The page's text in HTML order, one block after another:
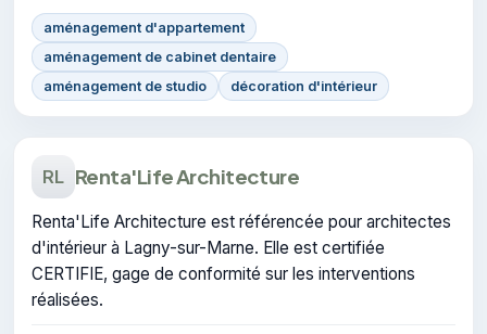
aménagement d'appartement
aménagement de cabinet dentaire
aménagement de studio
décoration d'intérieur
RL Renta'Life Architecture
Renta'Life Architecture est référencée pour architectes
d'intérieur à Lagny-sur-Marne. Elle est certifiée
CERTIFIE, gage de conformité sur les interventions
réalisées.